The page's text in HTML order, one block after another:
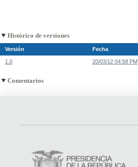
Histórico de versiones
Versión Fecha
1.0 20/03/12 04:58 PM
Comentarios